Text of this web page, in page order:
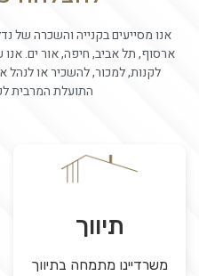
אנו מסייעים בקנייה והשכרה של
ארסוף, תל אביב, חיפה, אור ים.
לקנות, למכור, להשכיר או
התועלת המרבית
תיווך
משרדיינו מתמחה בתיווך